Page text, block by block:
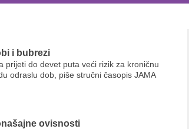
i bubrezi
prijeti do devet puta veći rizik za kroničnu
odraslu dob, piše stručni časopis JAMA
ovisnosti